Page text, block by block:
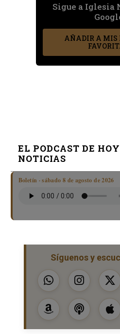
Sigue a Iglesia
AÑADIR A MIS
EL PODCAST DE
NOTICIAS
Boletín · sábado 8 de agosto de 2026
Síguenos y